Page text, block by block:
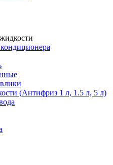
(Антифриз 1 л, 1.5 л, 5 л)